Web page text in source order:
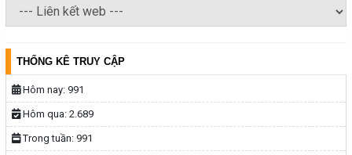
THỐNG KÊ TRUY CẬP
Hôm nay: 991
Hôm qua: 2.689
Trong tuần: 991